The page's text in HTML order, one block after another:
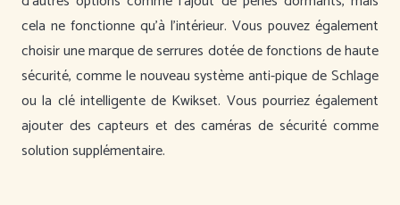
cela ne fonctionne qu’à l’intérieur. Vous pouvez également
choisir une marque de serrures dotée de fonctions de haute
sécurité, comme le nouveau système anti-pique de Schlage
ou la clé intelligente de Kwikset. Vous pourriez également
ajouter des capteurs et des caméras de sécurité comme
solution supplémentaire.